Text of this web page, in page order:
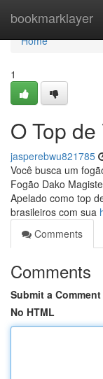
bookmarklayer
Home
Home
1
O Top
jasperebwu821785
Você busca um
Fogão Dako
Apelado como top
brasileiros com sua
Comments
Comments
Submit a Comment
No HTML